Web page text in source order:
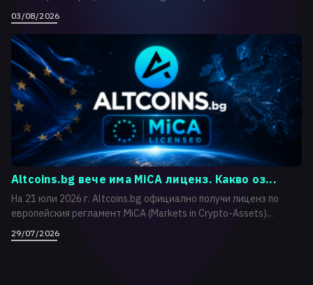
03/08/2026
Altcoins.bg вече има MiCA лиценз. Какво оз...
На 21 юли 2026 г. Altcoins.bg официално получи лиценз по
европейския регламент MiCA (Markets in Crypto-Assets)...
29/07/2026